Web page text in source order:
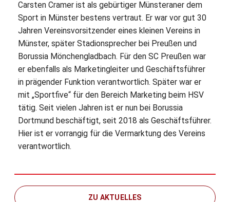
Carsten Cramer ist als gebürtiger Münsteraner dem
Sport in Münster bestens vertraut. Er war vor gut 30
Jahren Vereinsvorsitzender eines kleinen Vereins in
Münster, später Stadionsprecher bei Preußen und
Borussia Mönchengladbach. Für den SC Preußen war
er ebenfalls als Marketingleiter und Geschäftsführer
in prägender Funktion verantwortlich. Später war er
mit „Sportfive“ für den Bereich Marketing beim HSV
tätig. Seit vielen Jahren ist er nun bei Borussia
Dortmund beschäftigt, seit 2018 als Geschäftsführer.
Hier ist er vorrangig für die Vermarktung des Vereins
verantwortlich.
ZU AKTUELLES